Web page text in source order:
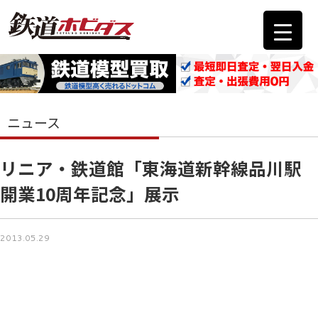
ニュース
リニア・鉄道館「東海道新幹線品川駅
開業10周年記念」展示
2013.05.29